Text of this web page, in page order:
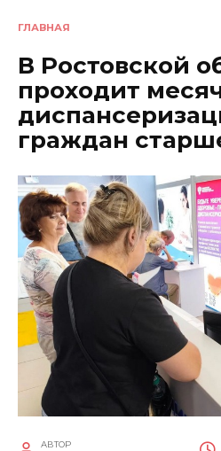
ГЛАВНАЯ
В Ростовской
проходит
граждан
АВТОР